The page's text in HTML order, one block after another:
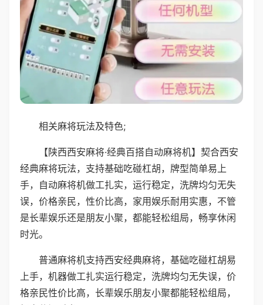
相关麻将玩法及特色;
【陕西西安麻将·经典百搭自动麻将机】契合西安
经典麻将玩法，支持基础吃碰杠胡，牌型简单易上
手，自动麻将机做工扎实，运行稳定，洗牌均匀无失
误，价格亲民，性价比高，家用娱乐耐用实惠，不管
是长辈娱乐还是朋友小聚，都能轻松组局，畅享休闲
时光。
普通麻将机支持西安经典麻将，基础吃碰杠胡易
上手，机器做工扎实运行稳定，洗牌均匀无失误，价
格亲民性价比高，长辈娱乐朋友小聚都能轻松组局，